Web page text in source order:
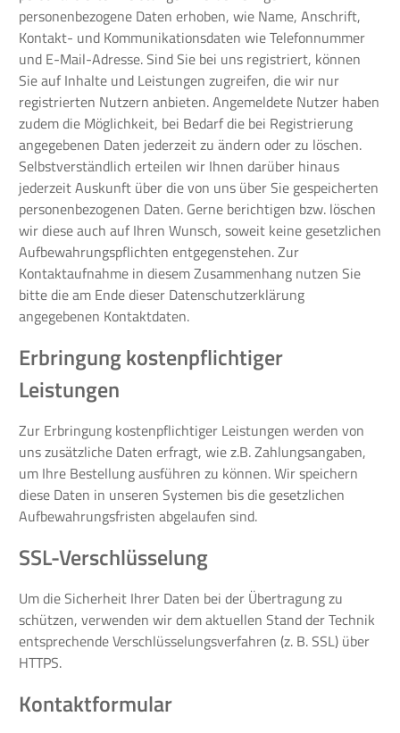
personenbezogene Daten erhoben, wie Name, Anschrift,
Kontakt- und Kommunikationsdaten wie Telefonnummer
und E-Mail-Adresse. Sind Sie bei uns registriert, können
Sie auf Inhalte und Leistungen zugreifen, die wir nur
registrierten Nutzern anbieten. Angemeldete Nutzer haben
zudem die Möglichkeit, bei Bedarf die bei Registrierung
angegebenen Daten jederzeit zu ändern oder zu löschen.
Selbstverständlich erteilen wir Ihnen darüber hinaus
jederzeit Auskunft über die von uns über Sie gespeicherten
personenbezogenen Daten. Gerne berichtigen bzw. löschen
wir diese auch auf Ihren Wunsch, soweit keine gesetzlichen
Aufbewahrungspflichten entgegenstehen. Zur
Kontaktaufnahme in diesem Zusammenhang nutzen Sie
bitte die am Ende dieser Datenschutzerklärung
angegebenen Kontaktdaten.
Erbringung kostenpflichtiger
Leistungen
Zur Erbringung kostenpflichtiger Leistungen werden von
uns zusätzliche Daten erfragt, wie z.B. Zahlungsangaben,
um Ihre Bestellung ausführen zu können. Wir speichern
diese Daten in unseren Systemen bis die gesetzlichen
Aufbewahrungsfristen abgelaufen sind.
SSL-Verschlüsselung
Um die Sicherheit Ihrer Daten bei der Übertragung zu
schützen, verwenden wir dem aktuellen Stand der Technik
entsprechende Verschlüsselungsverfahren (z. B. SSL) über
HTTPS.
Kontaktformular